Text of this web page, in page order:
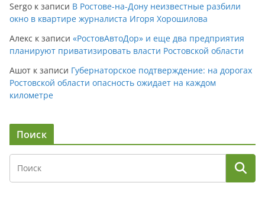
Sergo к записи В Ростове-на-Дону неизвестные разбили
окно в квартире журналиста Игоря Хорошилова
Алекс к записи «РостовАвтоДор» и еще два предприятия
планируют приватизировать власти Ростовской области
Ашот к записи Губернаторское подтверждение: на дорогах
Ростовской области опасность ожидает на каждом
километре
Поиск